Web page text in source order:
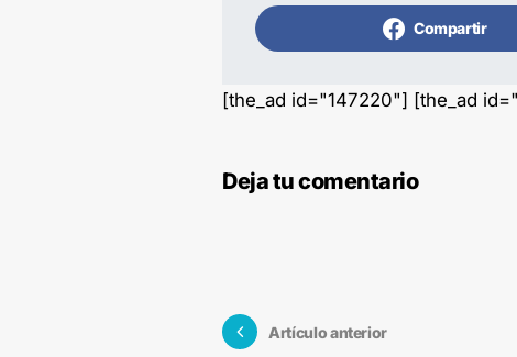
Compartir
[the_ad id="147220"] [the_ad
Deja tu comentario
Artículo anterior